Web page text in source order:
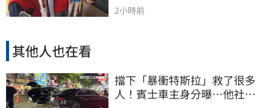
2小時前
其他人也在看
擋下「暴衝特斯拉」救了很多
人！賓士車主身分曝…他社群